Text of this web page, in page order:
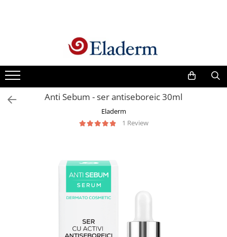
Vezi toate produsele
Creme cu protectie solara
Produse Antirid
Produse Hidratante
Produse Antiacnee
Creme contur ochi
Anti Sebum - ser antiseboreic 30ml
Eladerm
1 Review